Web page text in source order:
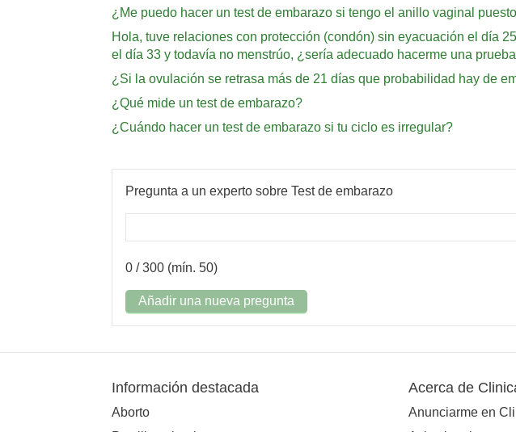
¿Me puedo hacer un test de embarazo si tengo el anillo vaginal
Hola, tuve relaciones con protección (condón) sin eyacuación el día
el día 33 y todavía no menstrúo, ¿sería adecuado hacerme una
¿Si la ovulación se retrasa más de 21 días que probabilidad hay de
¿Qué mide un test de embarazo?
¿Cuándo hacer un test de embarazo si tu ciclo es irregular?
Pregunta a un experto sobre Test de embarazo
0 / 300 (mín. 50)
Añadir una nueva pregunta
Información destacada
Aborto
Acerca de
Anunciarme en